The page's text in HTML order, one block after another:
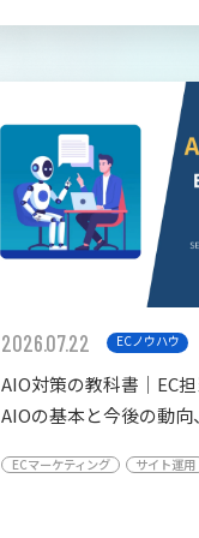
2026.07.22 ECノウハウ
AIO対策の教科書│EC
AIOの基本と今後の動
ECマーケティング サイト運用